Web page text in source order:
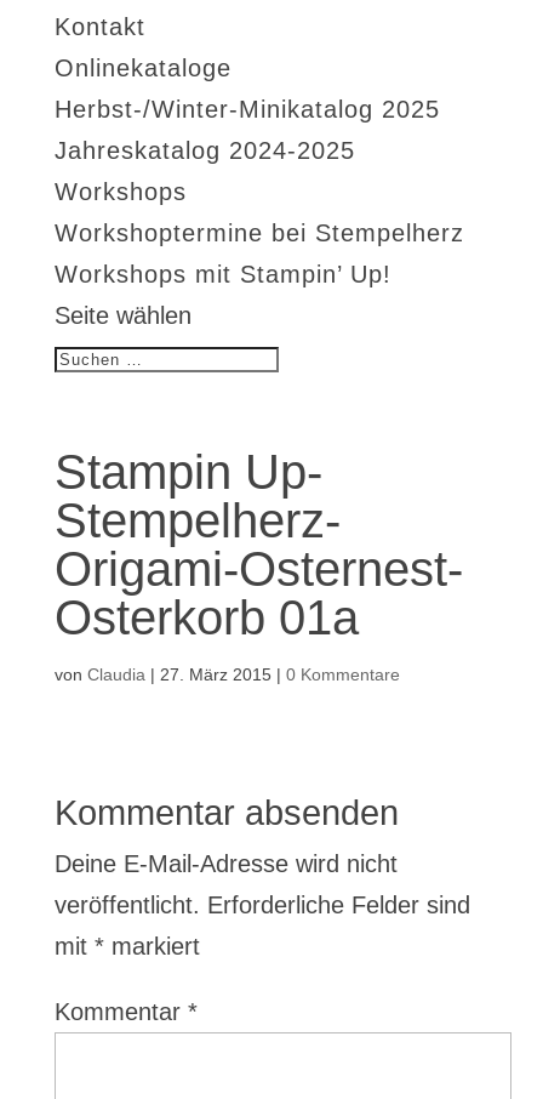
Kontakt
Onlinekataloge
Herbst-/Winter-Minikatalog 2025
Jahreskatalog 2024-2025
Workshops
Workshoptermine bei Stempelherz
Workshops mit Stampin’ Up!
Seite wählen
Stampin Up-
Stempelherz-
Origami-Osternest-
Osterkorb 01a
von Claudia | 27. März 2015| 0 Kommentare
Kommentar absenden
Deine E-Mail-Adresse wird nicht
veröffentlicht. Erforderliche Felder sind
mit *markiert
Kommentar *